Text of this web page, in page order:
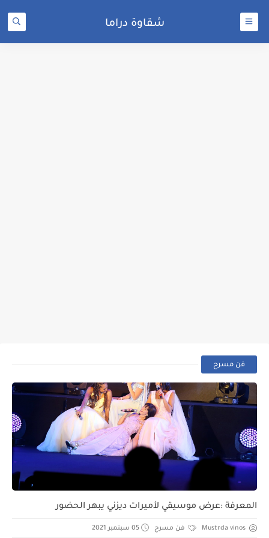
شقاوة دراما
فن مسرح
المعرفة :عرض موسيقي لأميرات ديزني يبهر الحضور
Mustrda vinos فن مسرح 05 سبتمبر 2021